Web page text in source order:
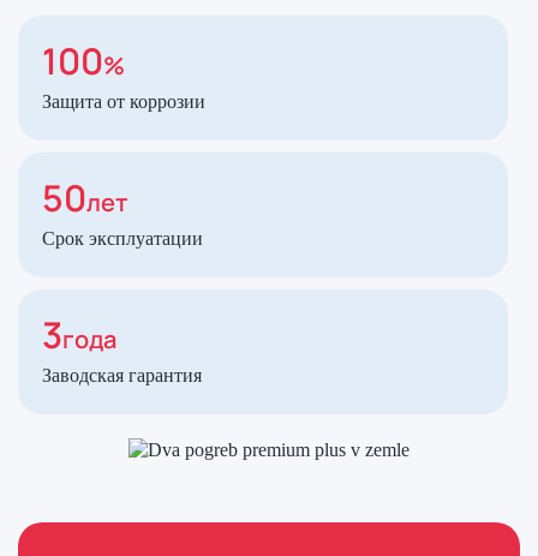
100%
Защита от коррозии
50лет
Срок эксплуатации
3года
Заводская гарантия